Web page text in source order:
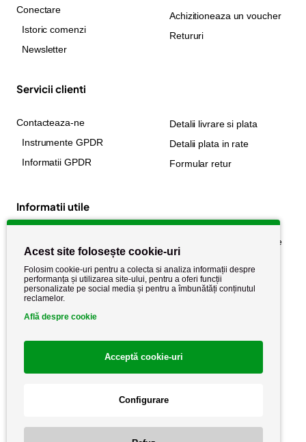
Conectare
Istoric comenzi
Newsletter
Achizitioneaza un voucher
Retururi
Servicii clienti
Contacteaza-ne
Instrumente GPDR
Informatii GPDR
Detalii livrare si plata
Detalii plata in rate
Formular retur
Informatii utile
Politica de cookie
Politica de confidențialitate
Termeni si conditii
Acest site folosește cookie-uri
Folosim cookie-uri pentru a colecta si analiza informații despre
performanța și utilizarea site-ului, pentru a oferi funcții
personalizate pe social media și pentru a îmbunătăți conținutul
reclamelor.
Află despre cookie
Acceptă cookie-uri
Configurare